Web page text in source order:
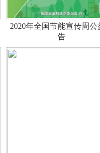
2020年全国节能宣传周公
告